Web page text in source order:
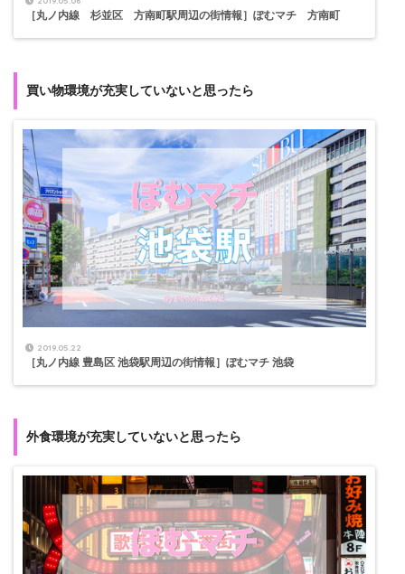
［丸ノ内線 杉並区 方南町駅周辺の街情報］ぽむマチ 方南町
買い物環境が充実していないと思ったら
2019.05.22
［丸ノ内線 豊島区 池袋駅周辺の街情報］ぽむマチ 池袋
外食環境が充実していないと思ったら